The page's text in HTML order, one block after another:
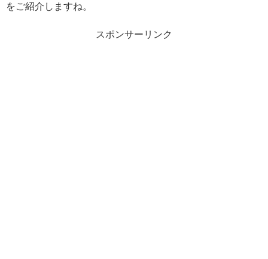
をご紹介しますね。
スポンサーリンク